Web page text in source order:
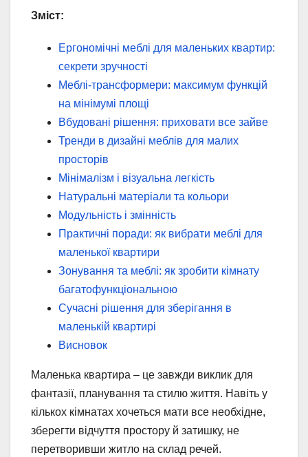
Зміст:
Ергономічні меблі для маленьких квартир:
секрети зручності
Меблі-трансформери: максимум функцій
на мінімумі площі
Вбудовані рішення: приховати все зайве
Тренди в дизайні меблів для малих
просторів
Мінімалізм і візуальна легкість
Натуральні матеріали та кольори
Модульність і змінність
Практичні поради: як вибрати меблі для
маленької квартири
Зонування та меблі: як зробити кімнату
багатофункціональною
Сучасні рішення для зберігання в
маленькій квартирі
Висновок
Маленька квартира – це завжди виклик для
фантазії, планування та стилю життя. Навіть у
кількох кімнатах хочеться мати все необхідне,
зберегти відчуття простору й затишку, не
перетворивши житло на склад речей.